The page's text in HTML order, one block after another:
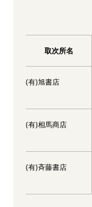
取次所名
(有)旭書店
(有)相馬商店
(有)斉藤書店